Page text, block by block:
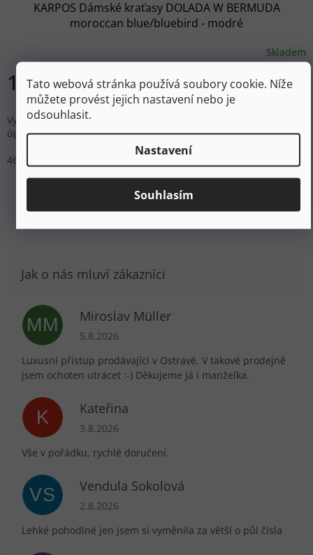
Tato webová stránka používá soubory cookie. Níže
můžete provést jejich nastavení nebo je
odsouhlasit.
Nastavení
Souhlasím
KARPOS Dámské kraťasy DOLADA W BERMUDA
moroccan blue/bluebird - modré
Skladem
1 075 Kč DETAIL
Vyrobeno z otěruvzdorného nylonu ripstop s vodo-odpudivou
úpravou.
46
ZOBRAZIT VŠECHNY PODOBNÉ PRODUKTY
MM Miroslav Müller
Hodnocení obchodu je 5 z 5 hvězdiček.
5.8.2026
Luxusní přístup prodávající v Ostravě. V takové prodejně
jsem ochoten utrácet :-) Děkujeme já i manželka.
K Kateřina
Hodnocení obchodu je 5 z 5 hvězdiček.
3.8.2026
Vše v pořádku, rychlé doručení.
VS Vendula Sokolová
Hodnocení obchodu je 5 z 5 hvězdiček.
2.8.2026
Lehké pohodlné jen jsem si vyměnila za větší o půl čísla